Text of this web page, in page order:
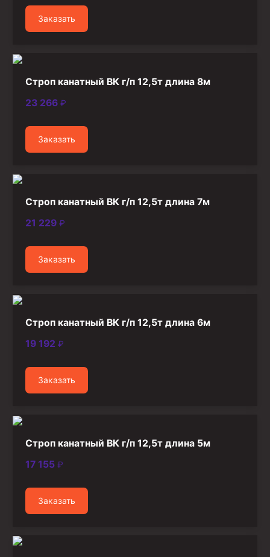
Стропы канатные
Стропы текстильные
Заказать
Строп канатный ВК г/п 12,5т длина 8м
23 266 ₽
Заказать
Строп канатный ВК г/п 12,5т длина 7м
21 229 ₽
Заказать
Строп канатный ВК г/п 12,5т длина 6м
19 192 ₽
Заказать
Строп канатный ВК г/п 12,5т длина 5м
17 155 ₽
Заказать